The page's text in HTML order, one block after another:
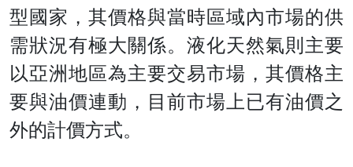
型國家，其價格與當時區域內市場的供
需狀況有極大關係。液化天然氣則主要
以亞洲地區為主要交易市場，其價格主
要與油價連動，目前市場上已有油價之
外的計價方式。